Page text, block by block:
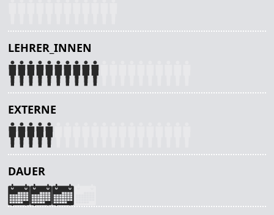
LEHRER_INNEN
EXTERNE
DAUER